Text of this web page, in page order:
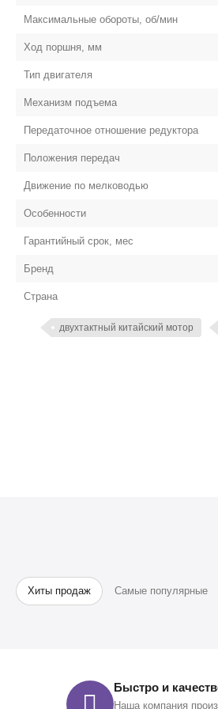
Максимальные обороты, об/мин
Ход поршня, мм
Тип двигателя
Механизм подъема
Передаточное отношение редуктора
Положения передач
Движение по мелководью
Особенности
Гарантийный срок, мес
Бренд
Страна
двухтактный китайский мотор
Хиты продаж Самые популярные
Быстро и
Наша компания